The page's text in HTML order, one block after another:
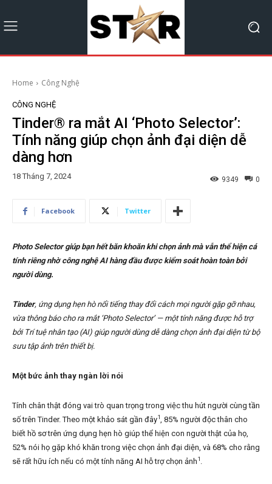
Home Công Nghệ
CÔNG NGHỆ
Tinder® ra mắt AI ‘Photo Selector’:
Tính năng giúp chọn ảnh đại diện dễ
dàng hơn
18 Tháng 7, 2024 0
9349
Facebook Twitter
Photo Selector giúp bạn hết băn khoăn khi chọn ảnh mà vẫn thể hiện cá
tính riêng nhờ công nghệ AI hàng đầu được kiểm soát hoàn toàn bởi
người dùng.
Tinder, ứng dụng hẹn hò nổi tiếng thay đổi cách mọi người gặp gỡ nhau,
vừa thông báo cho ra mắt ‘Photo Selector’ — một tính năng được hỗ trợ
bởi Trí tuệ nhân tạo (AI) giúp người dùng dễ dàng chọn ảnh đại diện từ bộ
sưu tập ảnh trên thiết bị.
Một bức ảnh thay ngàn lời nói
Tính chân thật đóng vai trò quan trọng trong việc thu hút người cùng tần
số trên Tinder. Theo một khảo sát gần đây1, 85% người độc thân cho
biết hồ sơ trên ứng dụng hẹn hò giúp thể hiện con người thật của họ,
52% nói họ gặp khó khăn trong việc chọn ảnh đại diện, và 68% cho rằng
sẽ rất hữu ích nếu có một tính năng AI hỗ trợ chọn ảnh1.